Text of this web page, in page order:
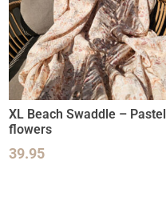
XL Beach Swaddle – Pastel
flowers
39.95